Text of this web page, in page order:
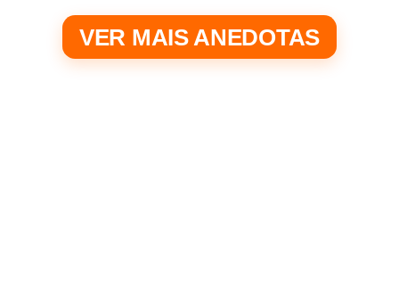
VER MAIS ANEDOTAS